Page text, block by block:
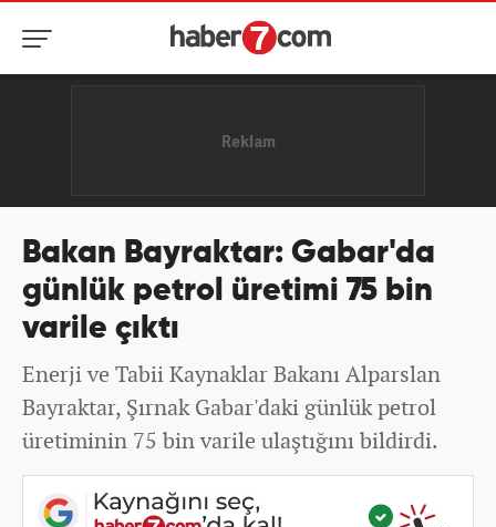
Bakan Bayraktar: Gabar'da
günlük petrol üretimi 75 bin
varile çıktı
Enerji ve Tabii Kaynaklar Bakanı Alparslan
Bayraktar, Şırnak Gabar'daki günlük petrol
üretiminin 75 bin varile ulaştığını bildirdi.